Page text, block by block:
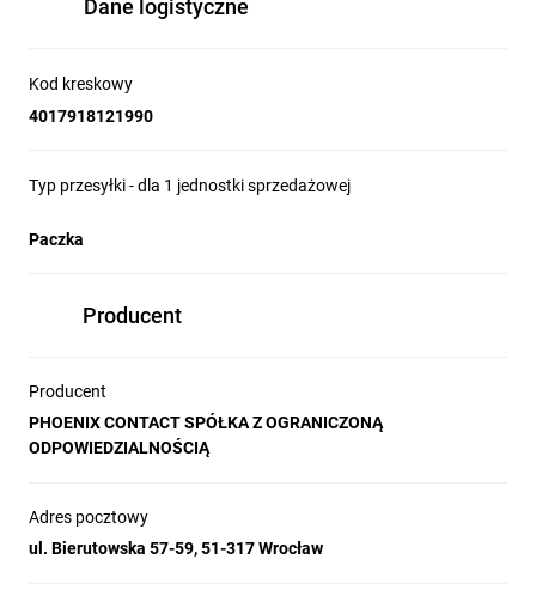
Dane logistyczne
Kod kreskowy
4017918121990
Typ przesyłki - dla 1 jednostki sprzedażowej
Paczka
Producent
Producent
PHOENIX CONTACT SPÓŁKA Z OGRANICZONĄ
ODPOWIEDZIALNOŚCIĄ
Adres pocztowy
ul. Bierutowska 57-59, 51-317 Wrocław